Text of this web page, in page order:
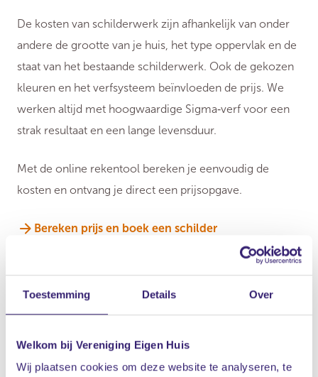
Toestemming Details Over
Welkom bij Vereniging Eigen Huis
Wij plaatsen cookies om deze website te analyseren, te
De kosten van schilderwerk zijn afhankelijk van onder
andere de grootte van je huis, het type oppervlak en de
staat van het bestaande schilderwerk. Ook de gekozen
kleuren en het verfsysteem beïnvloeden de prijs. We
werken altijd met hoogwaardige Sigma‑verf voor een
strak resultaat en een lange levensduur.
Met de online rekentool bereken je eenvoudig de
kosten en ontvang je direct een prijsopgave.
Bereken prijs en boek een schilder
Eigen Huis Schilderservice is bedoeld voor